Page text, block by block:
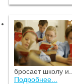
бросает школу и...
Подробнее...